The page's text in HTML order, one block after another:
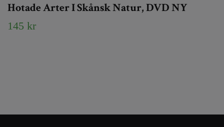
Hotade Arter I Skånsk Natur, DVD NY
145 kr